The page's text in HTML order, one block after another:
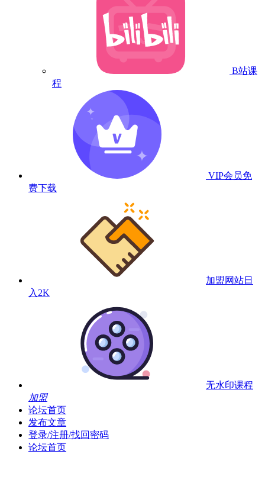
B站课
程
VIP会员免
费下载
加盟网站日
入2K
无水印课程
加盟
论坛首页
发布文章
登录/注册/找回密码
论坛首页